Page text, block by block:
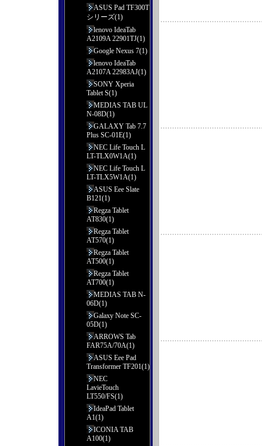
ASUS Pad TF300T
シリーズ(1)
lenovo IdeaTab
A2109A 22901TJ(1)
Google Nexus 7(1)
lenovo IdeaTab
A2107A 22983AJ(1)
SONY Xperia
Tablet S(1)
MEDIAS TAB UL
N-08D(1)
GALAXY Tab 7.7
Plus SC-01E(1)
NEC Life Touch L
LT-TLX0W1A(1)
NEC Life Touch L
LT-TLX5W1A(1)
ASUS Eee Slate
B121(1)
Regza Tablet
AT830(1)
Regza Tablet
AT570(1)
Regza Tablet
AT500(1)
Regza Tablet
AT700(1)
MEDIAS TAB N-
06D(1)
Galaxy Note SC-
05D(1)
ARROWS Tab
FAR75A/70A(1)
ASUS Eee Pad
Transformer TF201(1)
NEC
LavieTouch
LT550/FS(1)
IdeaPad Tablet
A1(1)
ICONIA TAB
A100(1)